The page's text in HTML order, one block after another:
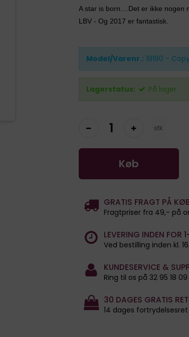
A star is born....Det er ikke
LBV - Og 2017 er fantastisk.
Model/Varenr.: 19190 -
Lagerstatus: På lager
stk.
Køb
GRATIS FRAGT PÅ
Fragtpriser fra 49,- på
LEVERING INDEN FOR
Ved bestilling inden kl.
KUNDESERVICE &
Ring til os på 32 95 18 09
30 DAGES GRATIS
14 dages fortrydelsesret